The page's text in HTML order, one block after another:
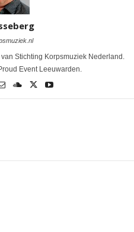
Stichting Korpsmuziek Nederland.
Event Leeuwarden.